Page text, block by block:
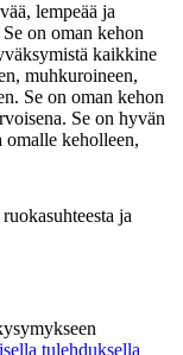
lempeää ja
on oman kehon
kaikkine
muhkuroineen,
Se on oman kehon
Se on hyvän
omalle keholleen,
tulehduksella